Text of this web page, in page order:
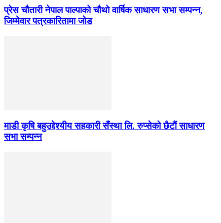
प्रेस चौतारी नेपाल पाल्पाको चौथो वार्षिक साधारण सभा सम्पन्न,
जिम्मेवार पत्रकारितामा जोड
माडी कृषि बहुउद्देश्यीय सहकारी सँस्था लि. रुप्सेको छैटाैं साधारण
सभा सम्पन्न